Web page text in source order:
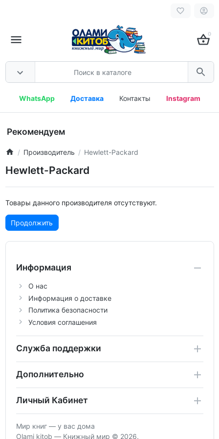
0
WhatsApp Доставка Контакты Instagram
Рекомендуем
Производитель Hewlett-Packard
Hewlett-Packard
Товары данного производителя отсутствуют.
Продолжить
Информация
О нас
Информация о доставке
Политика безопасности
Условия соглашения
Служба поддержки
Дополнительно
Личный Кабинет
Мир книг — у вас дома
Olami kitob — Книжный мир © 2026.